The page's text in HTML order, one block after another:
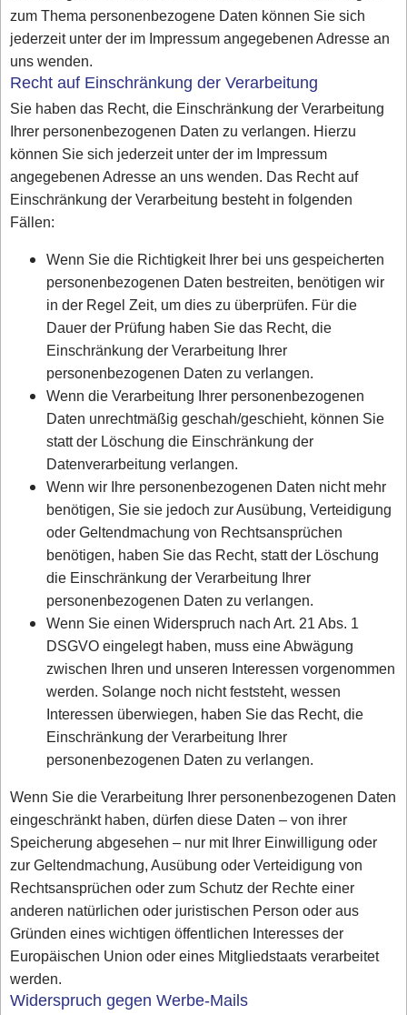
zum Thema personenbezogene Daten können Sie sich
jederzeit unter der im Impressum angegebenen Adresse an
uns wenden.
Recht auf Einschränkung der Verarbeitung
Sie haben das Recht, die Einschränkung der Verarbeitung
Ihrer personenbezogenen Daten zu verlangen. Hierzu
können Sie sich jederzeit unter der im Impressum
angegebenen Adresse an uns wenden. Das Recht auf
Einschränkung der Verarbeitung besteht in folgenden
Fällen:
Wenn Sie die Richtigkeit Ihrer bei uns gespeicherten
personenbezogenen Daten bestreiten, benötigen wir
in der Regel Zeit, um dies zu überprüfen. Für die
Dauer der Prüfung haben Sie das Recht, die
Einschränkung der Verarbeitung Ihrer
personenbezogenen Daten zu verlangen.
Wenn die Verarbeitung Ihrer personenbezogenen
Daten unrechtmäßig geschah/geschieht, können Sie
statt der Löschung die Einschränkung der
Datenverarbeitung verlangen.
Wenn wir Ihre personenbezogenen Daten nicht mehr
benötigen, Sie sie jedoch zur Ausübung, Verteidigung
oder Geltendmachung von Rechtsansprüchen
benötigen, haben Sie das Recht, statt der Löschung
die Einschränkung der Verarbeitung Ihrer
personenbezogenen Daten zu verlangen.
Wenn Sie einen Widerspruch nach Art. 21 Abs. 1
DSGVO eingelegt haben, muss eine Abwägung
zwischen Ihren und unseren Interessen vorgenommen
werden. Solange noch nicht feststeht, wessen
Interessen überwiegen, haben Sie das Recht, die
Einschränkung der Verarbeitung Ihrer
personenbezogenen Daten zu verlangen.
Wenn Sie die Verarbeitung Ihrer personenbezogenen Daten
eingeschränkt haben, dürfen diese Daten – von ihrer
Speicherung abgesehen – nur mit Ihrer Einwilligung oder
zur Geltendmachung, Ausübung oder Verteidigung von
Rechtsansprüchen oder zum Schutz der Rechte einer
anderen natürlichen oder juristischen Person oder aus
Gründen eines wichtigen öffentlichen Interesses der
Europäischen Union oder eines Mitgliedstaats verarbeitet
werden.
Widerspruch gegen Werbe-Mails